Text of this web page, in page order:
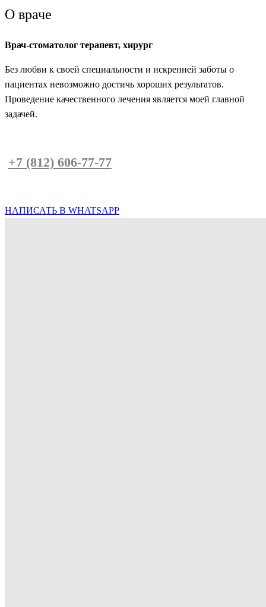
О враче
Врач-стоматолог терапевт, хирург
Без любви к своей специальности и искренней заботы о
пациентах невозможно достичь хороших результатов.
Проведение качественного лечения является моей главной
задачей.
+7 (812) 606-77-77
НАПИСАТЬ В WHATSAPP